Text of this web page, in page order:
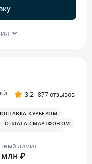
3.2 877 отзывов
КУРЬЕРОМ
ОПЛАТА СМАРТФОНОМ
ЗА РАЗВЛЕЧЕНИЯ
лимит
млн ₽